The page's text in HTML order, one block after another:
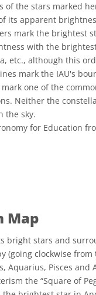
of the stars marked
its apparent
mark the brightest
with the
etc., although this
mark the IAU's
one of the
Neither the
the sky.
for Education
名 4.0 国际 (CC BY 4.0)
Map
bright stars and
(going clockwise from
Aquarius, Pisces and
the “Square of